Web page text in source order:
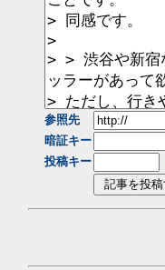
参照先
暗証キー
投稿キー